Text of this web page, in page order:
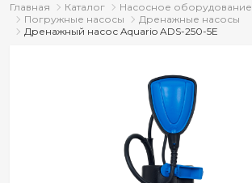
Главная Каталог
Насосное оборудование
Погружные насосы
Дренажные насосы
Дренажный насос Aquario ADS-250-5E